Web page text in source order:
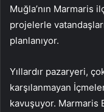
Muğla’nın Marmaris
projelerle
planlanıyor.
Yıllardır pazaryeri,
karşılanmayan
kavuşuyor. Marmaris